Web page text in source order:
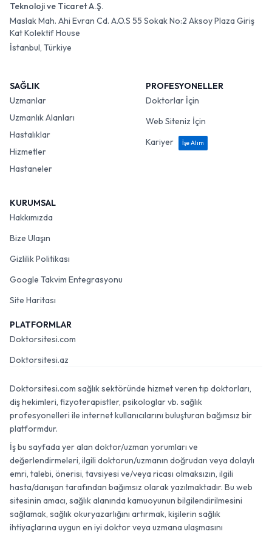
Teknoloji ve Ticaret A.Ş.
Maslak Mah. Ahi Evran Cd. A.O.S 55 Sokak No:2 Aksoy Plaza Giriş
Kat Kolektif House
İstanbul, Türkiye
SAĞLIK
Uzmanlar
Uzmanlık Alanları
Hastalıklar
Hizmetler
Hastaneler
PROFESYONELLER
Doktorlar İçin
Web Siteniz İçin
Kariyer
İşe Alım
KURUMSAL
Hakkımızda
Bize Ulaşın
Gizlilik Politikası
Google Takvim Entegrasyonu
Site Haritası
PLATFORMLAR
Doktorsitesi.com
Doktorsitesi.az
Doktorsitesi.com sağlık sektöründe hizmet veren tıp doktorları,
diş hekimleri, fizyoterapistler, psikologlar vb. sağlık
profesyonelleri ile internet kullanıcılarını buluşturan bağımsız bir
platformdur.
İş bu sayfada yer alan doktor/uzman yorumları ve
değerlendirmeleri, ilgili doktorun/uzmanın doğrudan veya dolaylı
emri, talebi, önerisi, tavsiyesi ve/veya ricası olmaksızın, ilgili
hasta/danışan tarafından bağımsız olarak yazılmaktadır. Bu web
sitesinin amacı, sağlık alanında kamuoyunun bilgilendirilmesini
sağlamak, sağlık okuryazarlığını artırmak, kişilerin sağlık
ihtiyaçlarına uygun en iyi doktor veya uzmana ulaşmasını